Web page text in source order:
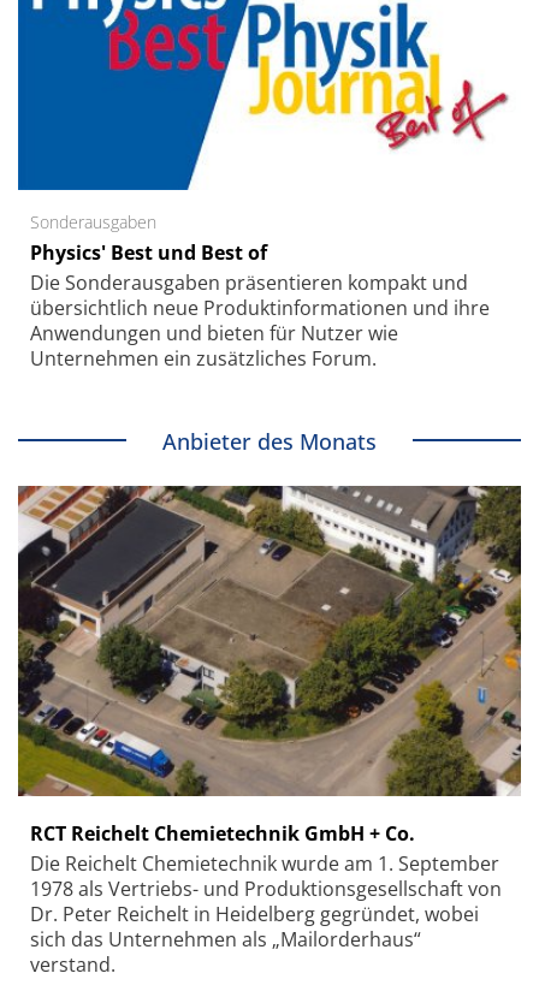
Sonderausgaben
Physics' Best und Best of
Die Sonder­ausgaben präsentieren kompakt und
übersichtlich neue Produkt­informationen und ihre
Anwendungen und bieten für Nutzer wie
Unternehmen ein zusätzliches Forum.
Anbieter des Monats
RCT Reichelt Chemietechnik GmbH + Co.
Die Reichelt Chemietechnik wurde am 1. September
1978 als Vertriebs- und Produktionsgesellschaft von
Dr. Peter Reichelt in Heidelberg gegründet, wobei
sich das Unternehmen als „Mailorderhaus“
verstand.